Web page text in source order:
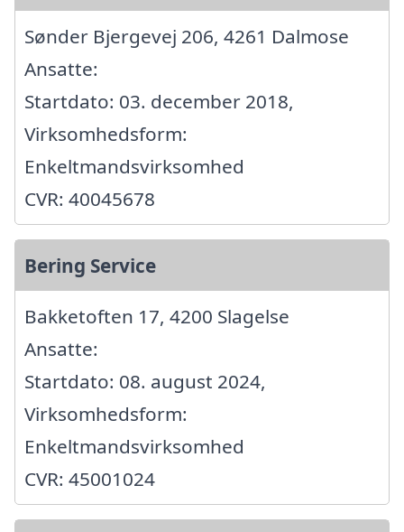
Sønder Bjergevej 206, 4261 Dalmose
Ansatte:
Startdato: 03. december 2018,
Virksomhedsform:
Enkeltmandsvirksomhed
CVR: 40045678
Bering Service
Bakketoften 17, 4200 Slagelse
Ansatte:
Startdato: 08. august 2024,
Virksomhedsform:
Enkeltmandsvirksomhed
CVR: 45001024